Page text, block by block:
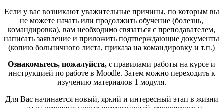
Если у вас возникают уважительные причины, по которым вы
не можете начать или продолжить обучение (болезнь,
командировка), вам необходимо связаться с преподавателем,
написать заявление и приложить подтверждающие документы
(копию больничного листа, приказа на командировку и т.п.)
Ознакомьтесь, пожалуйста, с правилами работы на курсе и
инструкцией по работе в Moodle. Затем можно переходить к
изучению материалов 1 модуля.
Для Вас начинается новый, яркий и интересный этап в жизни